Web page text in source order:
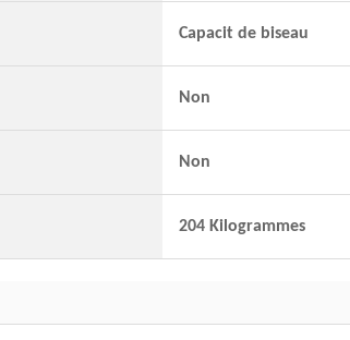
Capacit de biseau
Non
Non
204 Kilogrammes